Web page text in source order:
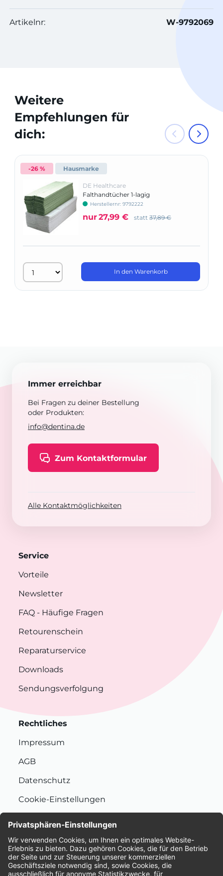
Artikelnr: W-9792069
Weitere
Empfehlungen für
dich:
-26 % Hausmarke
DE Healthcare
Falthandtücher 1-lagig
Herstellernr: 9792222
nur27,99 € statt 37,89 €
In den Warenkorb
Immer erreichbar
Bei Fragen zu deiner Bestellung
oder Produkten:
info@dentina.de
Zum Kontaktformular
Alle Kontaktmöglichkeiten
Service
Vorteile
Newsletter
FAQ - Häufige Fragen
Retourenschein
Reparaturservice
Downloads
Sendungsverfolgung
Rechtliches
Impressum
AGB
Datenschutz
Cookie-Einstellungen
Bewertungen